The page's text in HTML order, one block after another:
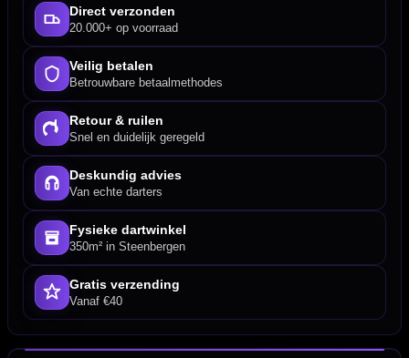
Direct verzonden
20.000+ op voorraad
Veilig betalen
Betrouwbare betaalmethodes
Retour & ruilen
Snel en duidelijk geregeld
Deskundig advies
Van echte darters
Fysieke dartwinkel
350m² in Steenbergen
Gratis verzending
Vanaf €40